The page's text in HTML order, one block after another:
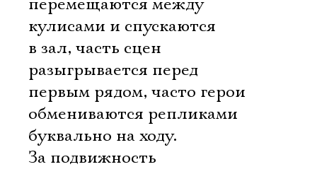
перемещаются между
кулисами и спускаются
в зал, часть сцен
разыгрывается перед
первым рядом, часто герои
обмениваются репликами
буквально на ходу.
За подвижность